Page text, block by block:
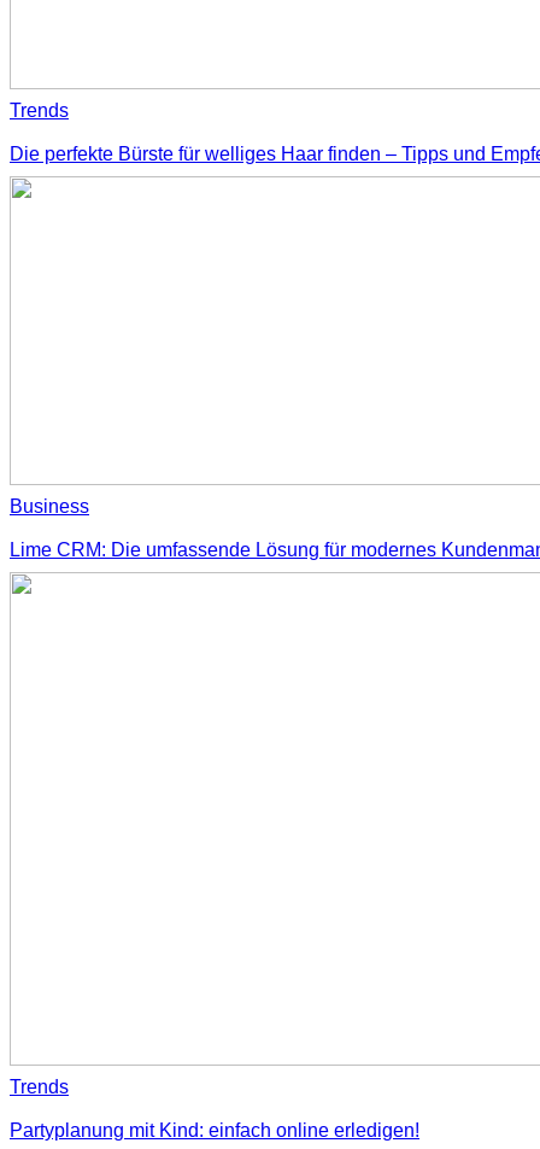
Trends
Die perfekte Bürste für welliges Haar finden – Tipps und
Business
Lime CRM: Die umfassende Lösung für modernes
Trends
Partyplanung mit Kind: einfach online erledigen!